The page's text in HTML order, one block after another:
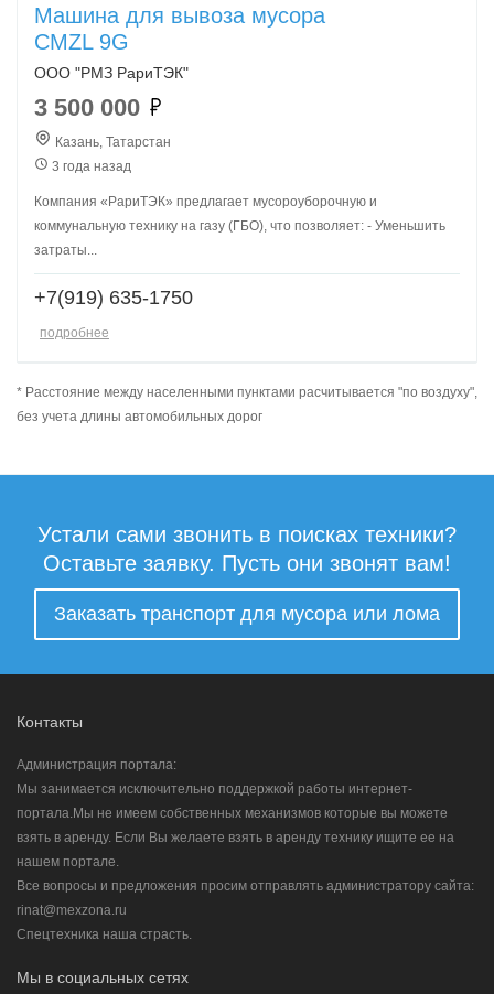
Машина для вывоза мусора
CMZL 9G
ООО "РМЗ РариТЭК"
3 500 000
Казань, Татарстан
3 года назад
Компания «РариТЭК» предлагает мусороуборочную и
коммунальную технику на газу (ГБО), что позволяет: - Уменьшить
затраты...
+7(919) 635-1750
подробнее
* Расстояние между населенными пунктами расчитывается "по воздуху",
без учета длины автомобильных дорог
Устали сами звонить в поисках техники?
Оставьте заявку. Пусть они звонят вам!
Заказать транспорт для мусора или лома
Контакты
Администрация портала:
Мы занимается исключительно поддержкой работы интернет-
портала.Мы не имеем собственных механизмов которые вы можете
взять в аренду. Если Вы желаете взять в аренду технику ищите ее на
нашем портале.
Все вопросы и предложения просим отправлять администратору сайта:
rinat@mexzona.ru
Спецтехника наша страсть.
Мы в социальных сетях